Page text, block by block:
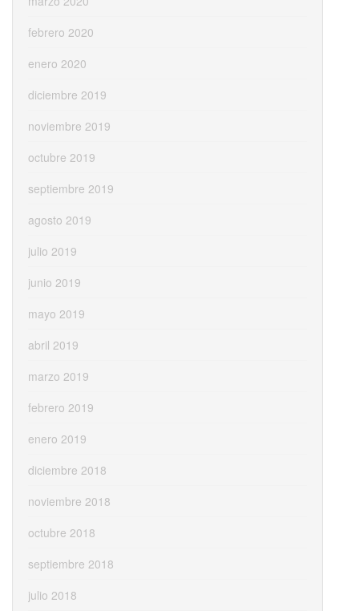
febrero 2020
enero 2020
diciembre 2019
noviembre 2019
octubre 2019
septiembre 2019
agosto 2019
julio 2019
junio 2019
mayo 2019
abril 2019
marzo 2019
febrero 2019
enero 2019
diciembre 2018
noviembre 2018
octubre 2018
septiembre 2018
julio 2018